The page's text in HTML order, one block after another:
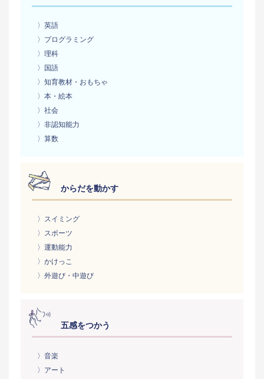
〉英語
〉プログラミング
〉理科
〉国語
〉知育教材・おもちゃ
〉本・絵本
〉社会
〉非認知能力
〉算数
からだを動かす
〉スイミング
〉スポーツ
〉運動能力
〉かけっこ
〉外遊び・中遊び
五感をつかう
〉音楽
〉アート